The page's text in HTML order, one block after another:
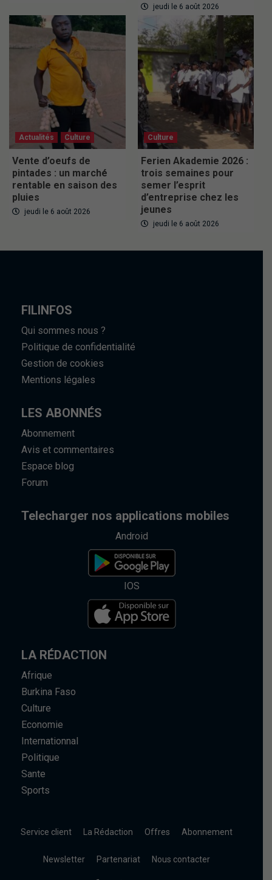
jeudi le 6 août 2026
Actualités Culture
Vente d’oeufs de
pintades : un marché
rentable en saison des
pluies
jeudi le 6 août 2026
Culture
Ferien Akademie 2026 :
trois semaines pour
semer l’esprit
d’entreprise chez les
jeunes
jeudi le 6 août 2026
FILINFOS
Qui sommes nous ?
Politique de confidentialité
Gestion de cookies
Mentions légales
LES ABONNÉS
Abonnement
Avis et commentaires
Espace blog
Forum
Telecharger nos applications mobiles
Android
IOS
LA RÉDACTION
Afrique
Burkina Faso
Culture
Economie
Internationnal
Politique
Sante
Sports
Service client La Rédaction Offres Abonnement
Newsletter Partenariat Nous contacter